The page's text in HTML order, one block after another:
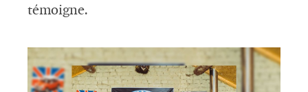
témoigne.